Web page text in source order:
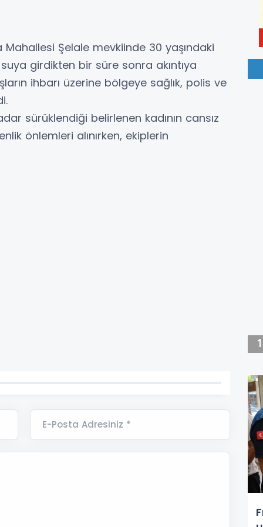
Şelale mevkiinde 30 yaşındaki
girdikten bir süre sonra akıntıya
ihbarı üzerine bölgeye sağlık, polis ve
sürüklendiği belirlenen kadının cansız
önlemleri alınırken, ekiplerin
E-Posta Adresiniz *